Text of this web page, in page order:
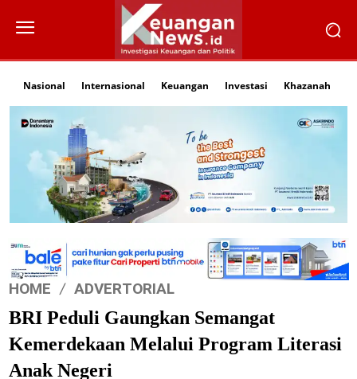
Nasional Internasional Keuangan Investasi Khazanah
HOME ADVERTORIAL
BRI Peduli Gaungkan Semangat
Kemerdekaan Melalui Program Literasi
Anak Negeri